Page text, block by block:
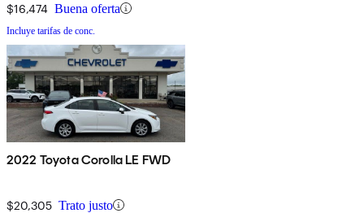
$16,474 Buena oferta
Incluye tarifas de conc.
2022 Toyota Corolla LE FWD
$20,305 Trato justo